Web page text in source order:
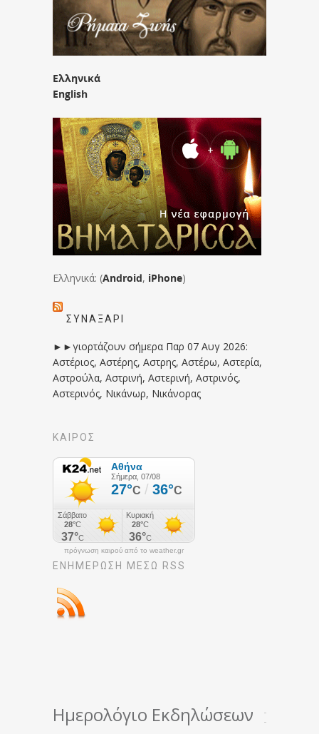
Ελληνικά
English
Ελληνικά: (Android, iPhone)
ΣΥΝΑΞΆΡΙ
►►γιορτάζουν σήμερα Παρ 07 Αυγ 2026:
Αστέριος, Αστέρης, Αστρης, Αστέρω, Αστερία,
Αστρούλα, Αστρινή, Αστερινή, Αστρινός,
Αστερινός, Νικάνωρ, Νικάνορας
ΚΑΙΡΟΣ
πρόγνωση καιρού από το weather.gr
ΕΝΗΜΈΡΩΣΉ ΜΕΣΩ RSS
Ημερολόγιο Εκδηλώσεων